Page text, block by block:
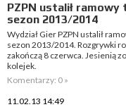
PZPN ustalił ramowy
sezon 2013/2014
Wydział Gier PZPN ustalił
sezon 2013/2014. Rozgrywki
zakończą 8 czerwca. Jesienią
kolejek.
Komentarzy: 0 »
11.02.13 14:49